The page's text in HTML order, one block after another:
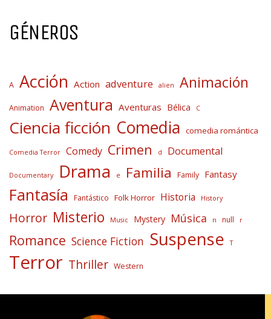
GÉNEROS
A Acción Action adventure alien Animación
Animation Aventura Aventuras Bélica C
Ciencia ficción Comedia comedia romántica
Comedia Terror Comedy Crimen d Documental
Documentary Drama e Familia Family Fantasy
Fantasía Fantástico Folk Horror Historia History
Horror Misterio Music Mystery Música n null r
Romance Science Fiction Suspense T
Terror Thriller Western